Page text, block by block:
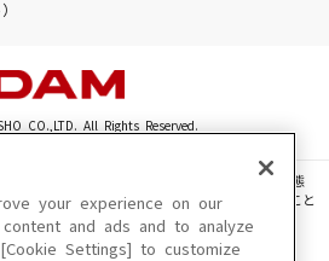
CO.,LTD. All Rights Reserved.
文章・画像・写真・動画・音声等を、手段や形態
超えて無断で複製、転載、ファイル化などすること
ご利用いただけない場合があります。
your experience on our
and ads and to analyze
Settings] to customize